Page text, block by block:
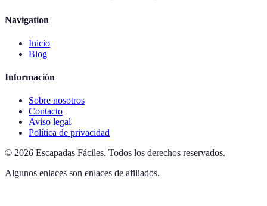
Navigation
Inicio
Blog
Información
Sobre nosotros
Contacto
Aviso legal
Política de privacidad
© 2026 Escapadas Fáciles. Todos los derechos reservados.
Algunos enlaces son enlaces de afiliados.